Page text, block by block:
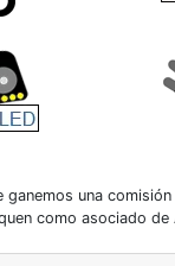
ganemos una
como asociado de